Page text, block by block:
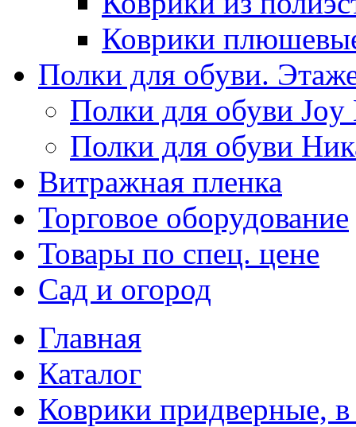
Коврики
Полки для обуви.
Полки для обуви Joy
Полки для обуви
Витражная пленка
Торговое оборудование
Товары по спец. цене
Сад и огород
Главная
Каталог
Коврики придверные,